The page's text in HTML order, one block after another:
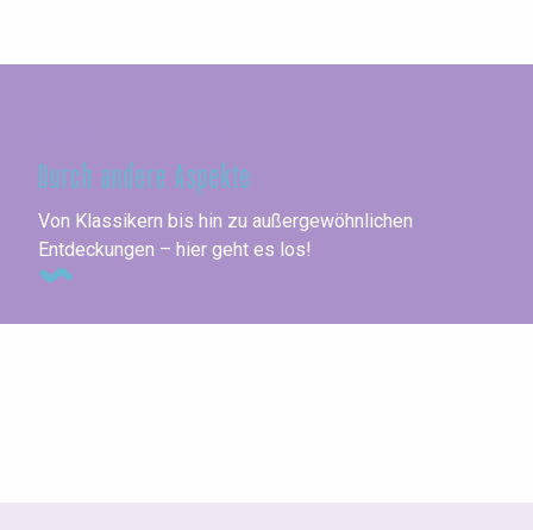
Durch andere Aspekte
Von Klassikern bis hin zu außergewöhnlichen
Entdeckungen – hier geht es los!